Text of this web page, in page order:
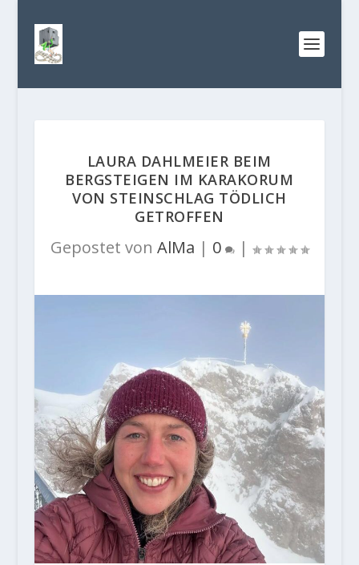
LAURA DAHLMEIER BEIM
BERGSTEIGEN IM KARAKORUM
VON STEINSCHLAG TÖDLICH
GETROFFEN
Gepostet von AlMa | 0 |